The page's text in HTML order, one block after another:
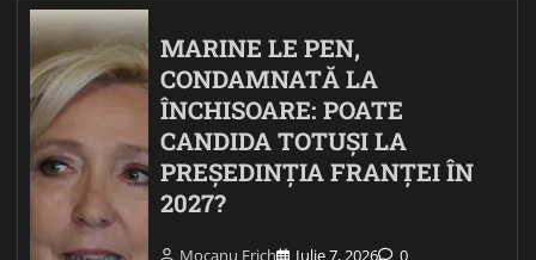
MARINE LE PEN,
CONDAMNATĂ LA
ÎNCHISOARE: POATE
CANDIDA TOTUȘI LA
PREȘEDINȚIA FRANȚEI ÎN
2027?
Mocanu Erich Iulie 7, 2026 0